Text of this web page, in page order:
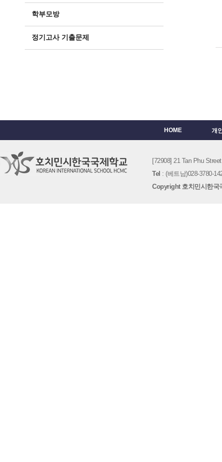
학부모방
정기고사 기출문제
HOME 개
[72908] 21 Tan Phu
Tel : (베트남)028-3780-
Copyright 호치민시한국